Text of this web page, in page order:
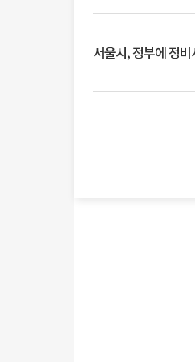
서울시, 정부에 정